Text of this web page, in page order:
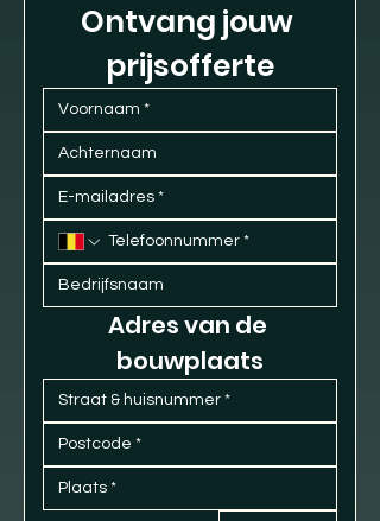
Ontvang jouw
prijsofferte
Adres van de
bouwplaats